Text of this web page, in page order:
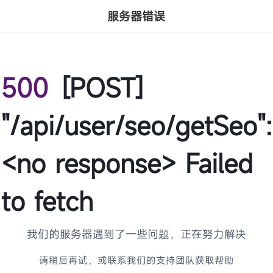
服务器错误
500 [POST]
"/api/user/seo/getSeo":
<no response> Failed
to fetch
我们的服务器遇到了一些问题，正在努力解决
请稍后再试，或联系我们的支持团队获取帮助